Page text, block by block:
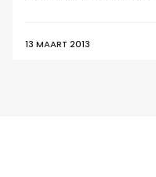
13 MAART 2013